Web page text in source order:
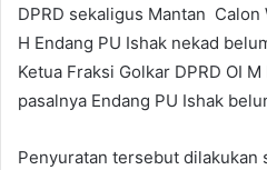
DPRD sekaligus Mantan Calon
H Endang PU Ishak nekad
Ketua Fraksi Golkar DPRD OI
pasalnya Endang PU Ishak
Penyuratan tersebut dilakukan